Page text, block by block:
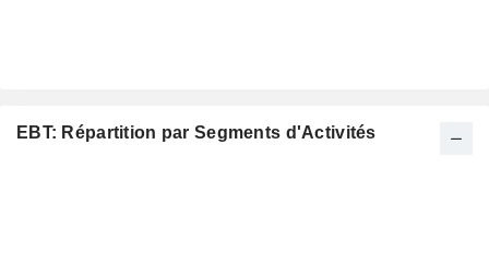
EBT: Répartition par Segments d'Activités